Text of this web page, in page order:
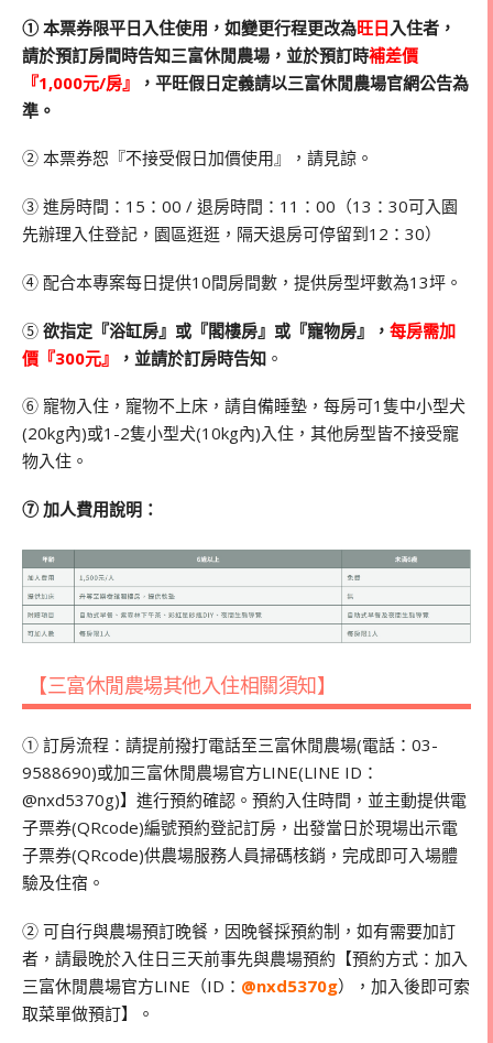
➀ 本票券限平日入住使用，如變更行程更改為旺日 入住者，
請於預訂房間時告知三富休閒農場，並於預訂時補差價
『1,000元/房』
，平旺假日定義請以三富休閒農場官網公告為
準。
➁ 本票券恕『不接受假日加價使用』，請見諒。
➂ 進房時間：15：00 / 退房時間：11：00（13：30可入園
先辦理入住登記，園區逛逛，隔天退房可停留到12：30）
➃ 配合本專案每日提供10間房間數，提供房型坪數為13坪。
➄ 欲指定『浴缸房』或『閣樓房』或『寵物房』， 每房需加
價『300元』
，並請於訂房時告知 。
➅ 寵物入住，寵物不上床，請自備睡墊，每房可1隻中小型犬
(20kg內)或1-2隻小型犬(10kg內)入住，其他房型皆不接受寵
物入住。
➆ 加人費用說明：
【三富休閒農場其他入住相關須知】
➀ 訂房流程：請提前撥打電話至三富休閒農場(電話：03-
9588690)或加三富休閒農場官方LINE(LINE ID：
@nxd5370g)】進行預約確認。預約入住時間，並主動提供電
子票券(QRcode)編號預約登記訂房，出發當日於現場出示電
子票券(QRcode)供農場服務人員掃碼核銷，完成即可入場體
驗及住宿。
➁ 可自行與農場預訂晚餐，因晚餐採預約制，如有需要加訂
者，請最晚於入住日三天前事先與農場預約【預約方式：加入
三富休閒農場官方LINE（ID： @nxd5370g），加入後即可索
取菜單做預訂】。